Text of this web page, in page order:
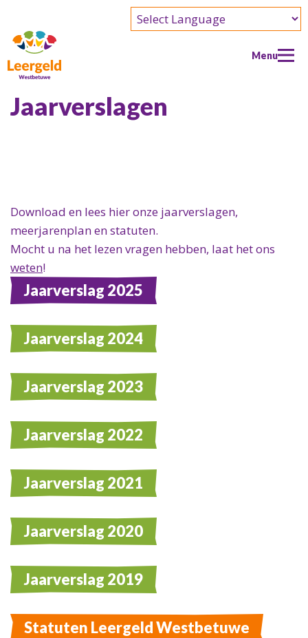
Powered by
Doe een aanvraag
Efteling 2026-2027
Doe mee
Als vrijwilliger
Als donateur
Als partner
Over ons
Over ons
Doel en beleid
Wie zijn wij?
Verslagen
Contact
Menu
Jaarverslagen
Download en lees hier onze jaarverslagen,
meerjarenplan en statuten.
Mocht u na het lezen vragen hebben, laat het ons
weten!
Jaarverslag 2025
Jaarverslag 2024
Jaarverslag 2023
Jaarverslag 2022
Jaarverslag 2021
Jaarverslag 2020
Jaarverslag 2019
Statuten Leergeld Westbetuwe